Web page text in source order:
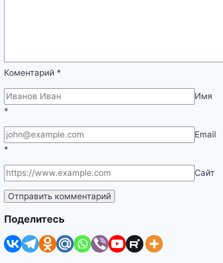
Коментарий *
Имя
*
Email
*
Сайт
Поделитесь